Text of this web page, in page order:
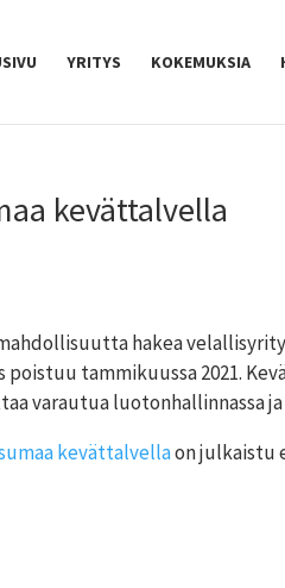
YRITYS KOKEMUKSIA
kevättalvella
hakea
poistuu tammikuussa 2021.
varautua luotonhallinnassa
kevättalvellaon julkaistu